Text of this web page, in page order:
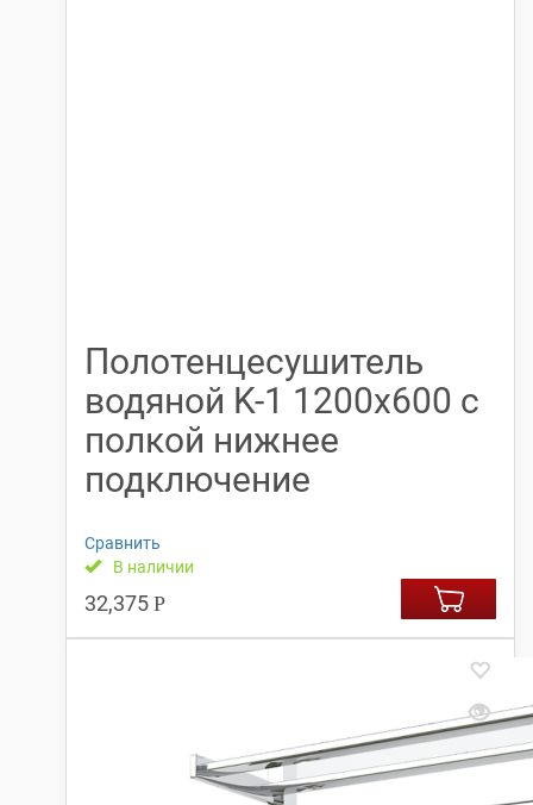
Полотенцесушитель
водяной K-1 1200х600 с
полкой нижнее
подключение
Сравнить
В наличии
32,375 Р